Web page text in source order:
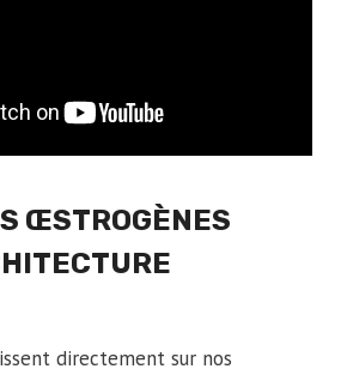
ŒSTROGÈNES
directement sur nos